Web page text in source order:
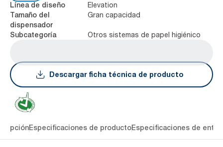
Línea de diseño Elevation
Tamaño del
dispensador
Gran capacidad
Subcategoría Otros sistemas de papel higiénico
Descargar ficha técnica de producto
Especificaciones de productoEspecificaciones de